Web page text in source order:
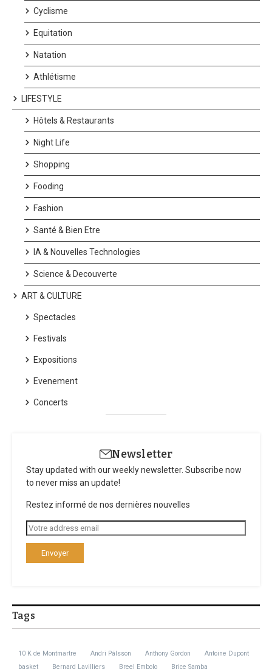
Cyclisme
Equitation
Natation
Athlétisme
LIFESTYLE
Hôtels & Restaurants
Night Life
Shopping
Fooding
Fashion
Santé & Bien Etre
IA & Nouvelles Technologies
Science & Decouverte
ART & CULTURE
Spectacles
Festivals
Expositions
Evenement
Concerts
Newsletter
Stay updated with our weekly newsletter. Subscribe now
to never miss an update!
Restez informé de nos dernières nouvelles
Tags
10 K de Montmartre Andri Pálsson Anthony Gordon
Antoine Dupont
basket
Bernard Lavilliers Breel Embolo
Brice Samba